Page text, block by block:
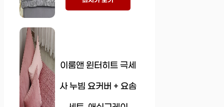
이룸앤 윈터히트 극세
사 누빔 요커버 + 요솜